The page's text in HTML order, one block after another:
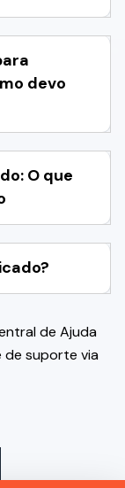
devo
O que
de Ajuda
de suporte via